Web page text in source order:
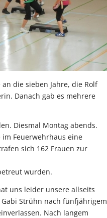
die sieben Jahre, die Rolf
Danach gab es mehrere
Diesmal Montag abends.
Feuerwehrhaus eine
sich 162 Frauen zur
wurden.
uns leider unsere allseits
Strühn nach fünfjährigem
Nach langem